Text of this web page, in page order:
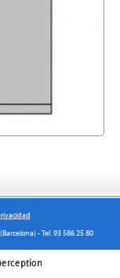
- Tel. 93 586 25 80